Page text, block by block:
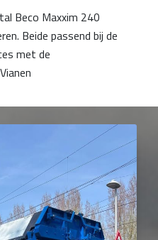
Beco Maxxim 240
Beide passend bij de
met de